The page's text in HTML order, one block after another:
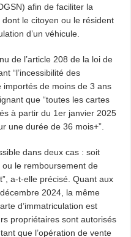
afin de faciliter la
le citoyen ou le résident
d’un véhicule.
de l’article 208 de la loi de
“l’incessibilité des
de moins de 3 ans
que “toutes les cartes
à partir du 1er janvier 2025
une durée de 36 mois+”.
dans deux cas : soit
ou le remboursement de
a-t-elle précisé. Quant aux
2024, la même
d’immatriculation est
propriétaires sont autorisés
que l’opération de vente